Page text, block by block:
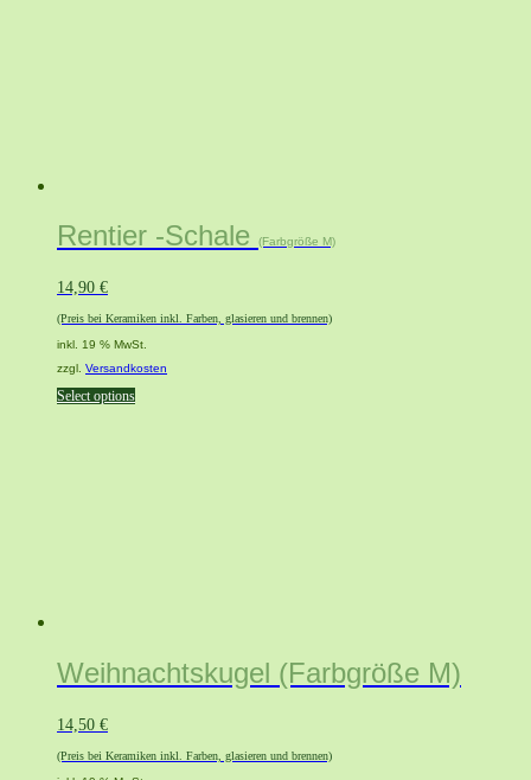
Rentier -Schale (Farbgröße M)
14,90 €
(Preis bei Keramiken inkl. Farben, glasieren und brennen)
inkl. 19 % MwSt.
zzgl. Versandkosten
Select options
Weihnachtskugel (Farbgröße M)
14,50 €
(Preis bei Keramiken inkl. Farben, glasieren und brennen)